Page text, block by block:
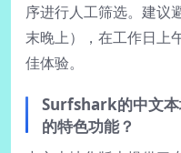
序进行人工筛选。建议
末晚上），在工作日上
佳体验。
Surfshark的中文本
的特色功能？